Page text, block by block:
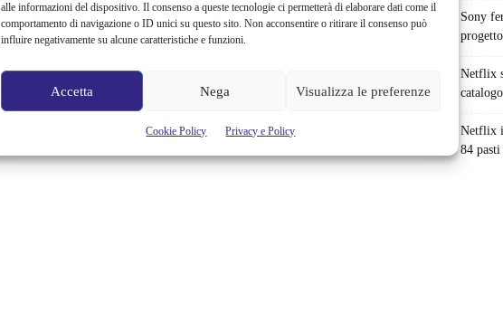
alle informazioni del dispositivo. Il consenso a queste tecnologie ci permetterà di elaborare dati come il
comportamento di navigazione o ID unici su questo sito. Non acconsentire o ritirare il consenso può
influire negativamente su alcune caratteristiche e funzioni.
Accetta Nega Visualizza le preferenze
Cookie Policy Privacy e Policy
maggio in via Vetere 10, zona Ticinese, con uno speciale opening
party a partire dalle ore 19 dedicato non solo agli appassionati del
genere ma a tutti coloro che vogliono scoprire quella che è ormai una
casa, Claudio Pittan,...
Alessandra Chiaradia
Sony
Netflix
Netflix
84